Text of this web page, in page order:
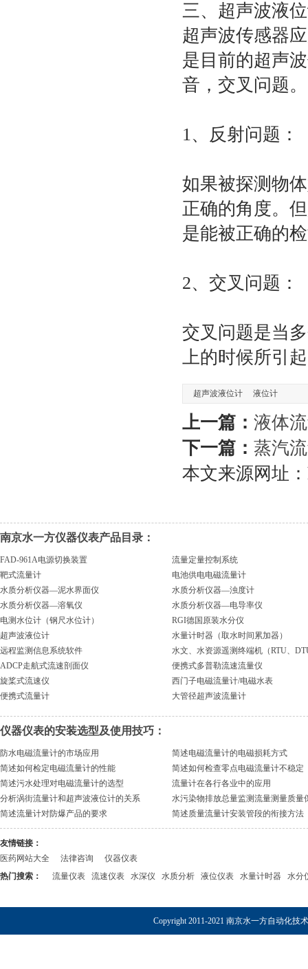
三、超声波液
超声波传感器
是目前的超声
音，交叉问题。
1、反射问题：
如果被探测物
正确的角度。
是能被正确的
2、交叉问题：
交叉问题是当
上的时候所引
超声波液位计 液位计
上一篇： 液体
下一篇： 蒸汽
本文来源网址：
南京水一方仪器仪表产品目录：
FAD-961A电源切换装置
流量定量控制系统
靶式流量计
电池供电电磁流量计
水质分析仪器—泥水界面仪
水质分析仪器—浊度计
水质分析仪器—溶氧仪
水质分析仪器—电导率仪
电测水位计（钢尺水位计）
RGI德国原装水分仪
超声波液位计
水量计时器（取水时间累加器）
远程监测信息系统软件
水文、水资源遥测终端机（RTU、
ADCP走航式流速剖面仪
便携式多普勒流速流量仪
旋桨式流速仪
西门子电磁流量计/电磁水表
便携式流量计
大管径超声波流量计
仪器仪表的安装选型及使用技巧：
防水电磁流量计的市场应用
简述电磁流量计的电磁损耗方式
简述如何检定电磁流量计的性能
简述如何检查零点电磁流量计不稳定
简述污水处理对电磁流量计的选型
流量计在各行各业中的应用
分析涡街流量计和超声波液位计的关系
水污染物排放总量监测流量测量质量
简述流量计对防爆产品的要求
简述质量流量计安装管段的衔接方法
友情链接：
医药网站大全
法律咨询
仪器仪表
热门搜索：
流量仪表 流速仪表 水深仪 水质分析 液位仪表 水量计时器 水分
Copyright 2011-2021 南京水一方自动化技